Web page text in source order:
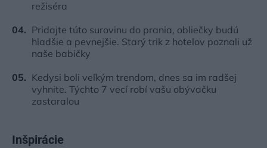
režiséra
Pridajte túto surovinu do prania, obliečky budú
hladšie a pevnejšie. Starý trik z hotelov poznali už
naše babičky
Kedysi boli veľkým trendom, dnes sa im radšej
vyhnite. Týchto 7 vecí robí vašu obývačku
zastaralou
Inšpirácie